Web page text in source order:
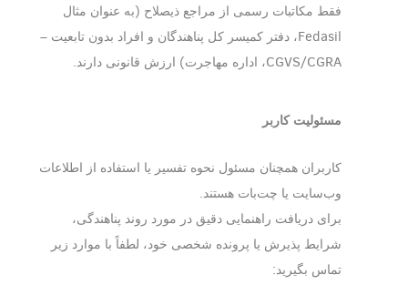
فقط مکاتبات رسمی از مراجع ذیصلاح (به عنوان مثال
Fedasil، دفتر کمیسر کل پناهندگان و افراد بدون تابعیت –
CGVS/CGRA، اداره مهاجرت) ارزش قانونی دارند.
مسئولیت کاربر
کاربران همچنان مسئول نحوه تفسیر یا استفاده از اطلاعات
وب‌سایت یا چت‌بات هستند.
برای دریافت راهنمایی دقیق در مورد روند پناهندگی،
شرایط پذیرش یا پرونده شخصی خود، لطفاً با موارد زیر
تماس بگیرید: